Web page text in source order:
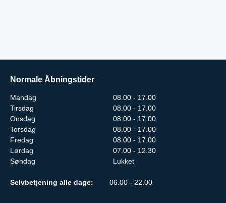
Normale Åbningstider
Mandag
08.00 - 17.00
Tirsdag
08.00 - 17.00
Onsdag
08.00 - 17.00
Torsdag
08.00 - 17.00
Fredag
08.00 - 17.00
Lørdag
07.00 - 12.30
Søndag
Lukket
Selvbetjening alle dage: 06.00 - 22.00